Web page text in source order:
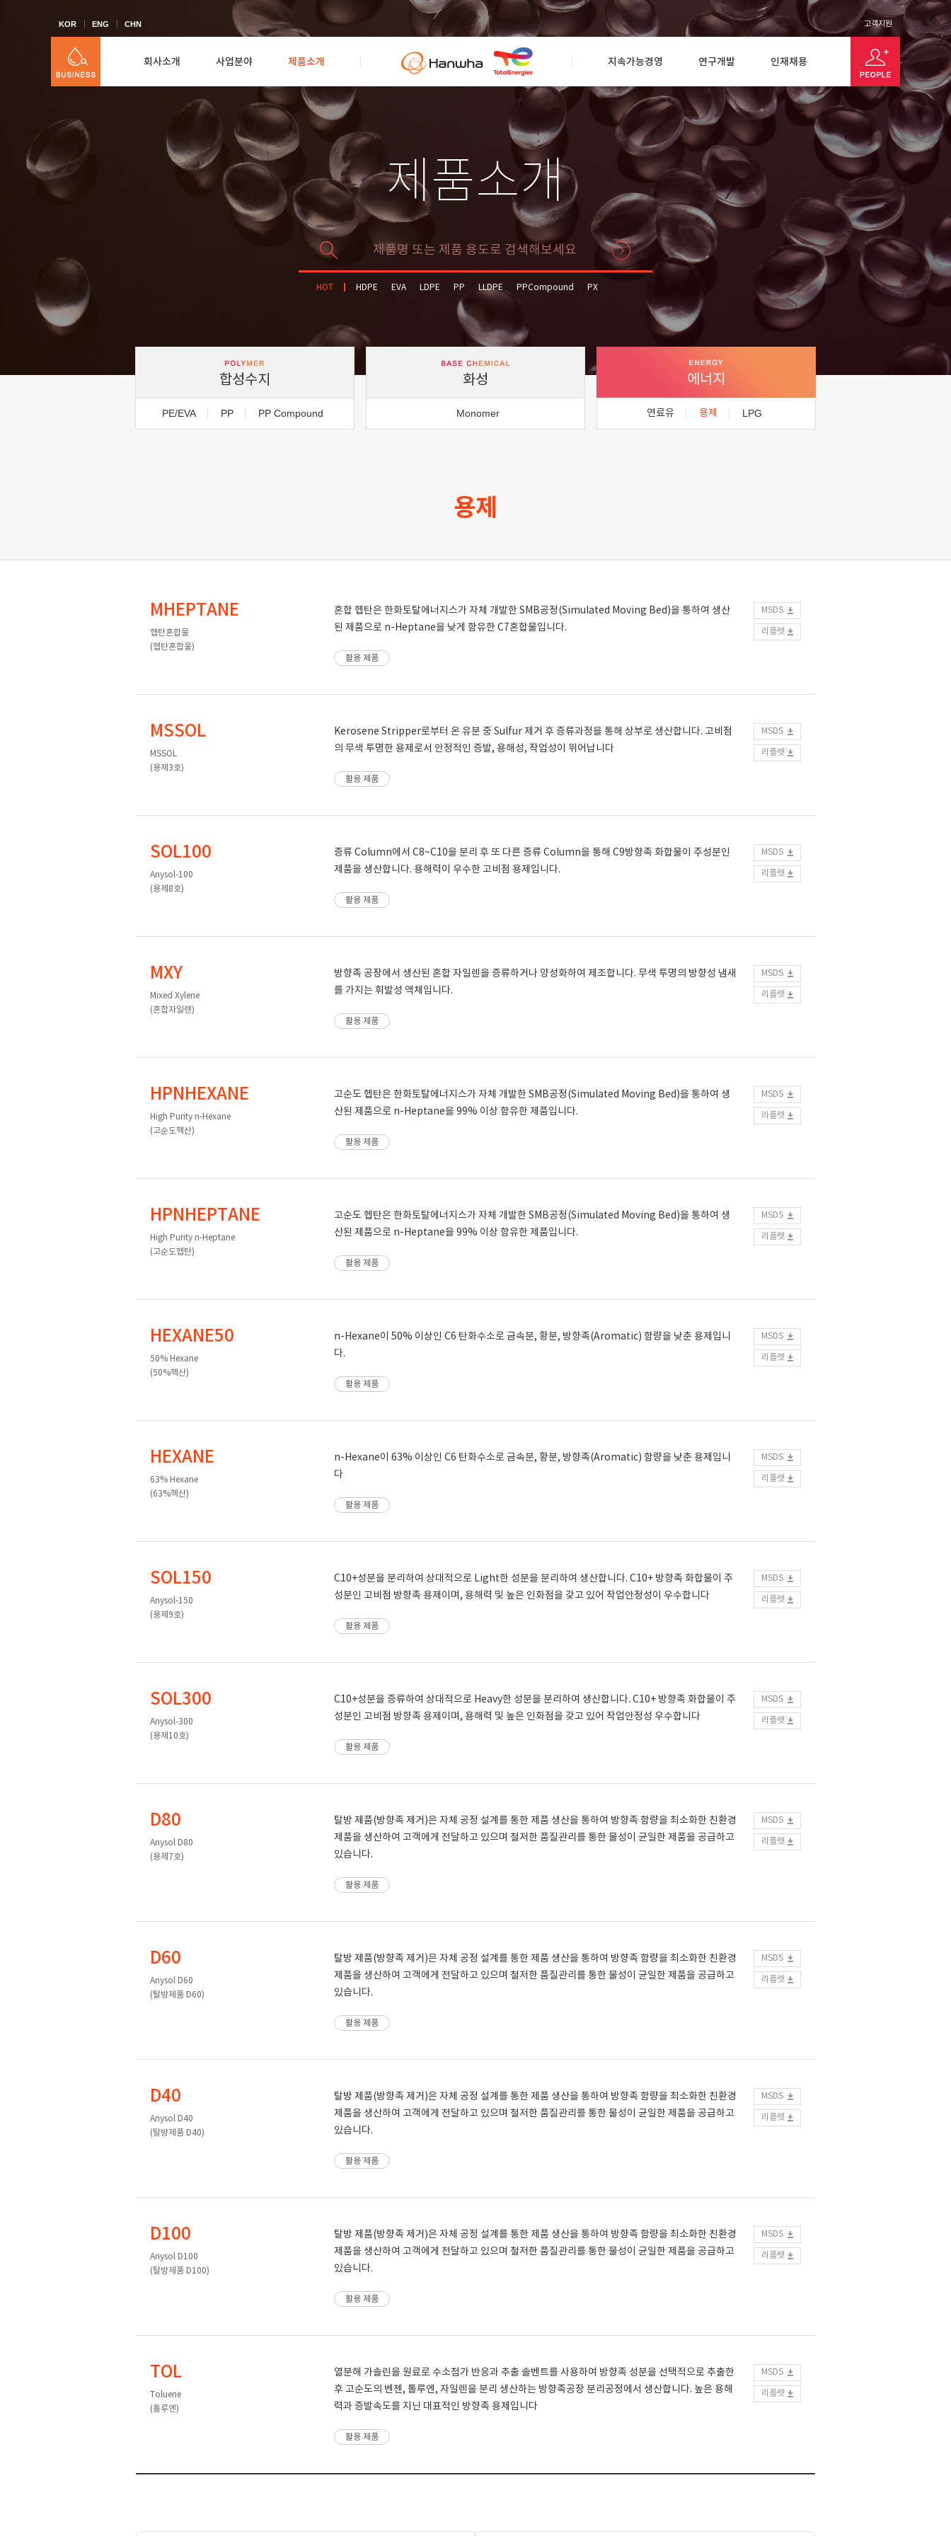
KOR ENG CHN 고객지원
회사소개 사업분야 제품소개 지속가능경영 연구개발 인재채용
제품소개
HOT HDPE EVA LDPE PP LLDPE PPCompound
PX
합성수지
PE/EVA PP PP Compound
화성
Monomer
에너지
연료유 용제 LPG
용제
MHEPTANE
헵탄혼합물
(헵탄혼합물)
혼합 헵탄은 한화토탈에너지스가 자체 개발한 SMB공정(Simulated Moving Bed)을 통하여 생산
된 제품으로 n-Heptane을 낮게 함유한 C7혼합물입니다.
활용 제품
MSDS
리플렛
MSSOL
MSSOL
(용제3호)
Kerosene Stripper로부터 온 유분 중 Sulfur 제거 후 증류과정을 통해 상부로 생산합니다. 고비점
의 무색 투명한 용제로서 안정적인 증발, 용해성, 작업성이 뛰어납니다
활용 제품
MSDS
리플렛
SOL100
Anysol-100
(용제8호)
증류 Column에서 C8~C10을 분리 후 또 다른 증류 Column을 통해 C9방향족 화합물이 주성분인
제품을 생산합니다. 용해력이 우수한 고비점 용제입니다.
활용 제품
MSDS
리플렛
MXY
Mixed Xylene
(혼합자일렌)
방향족 공장에서 생산된 혼합 자일렌을 증류하거나 양성화하여 제조합니다. 무색 투명의 방향성 냄새
를 가지는 휘발성 액체입니다.
활용 제품
MSDS
리플렛
HPNHEXANE
High Purity n-Hexane
(고순도헥산)
고순도 헵탄은 한화토탈에너지스가 자체 개발한 SMB공정(Simulated Moving Bed)을 통하여 생
산된 제품으로 n-Heptane을 99% 이상 함유한 제품입니다.
활용 제품
MSDS
리플렛
HPNHEPTANE
High Purity n-Heptane
(고순도헵탄)
고순도 헵탄은 한화토탈에너지스가 자체 개발한 SMB공정(Simulated Moving Bed)을 통하여 생
산된 제품으로 n-Heptane을 99% 이상 함유한 제품입니다.
활용 제품
MSDS
리플렛
HEXANE50
50% Hexane
(50%헥산)
n-Hexane이 50% 이상인 C6 탄화수소로 금속분, 황분, 방향족(Aromatic) 함량을 낮춘 용제입니
다.
활용 제품
MSDS
리플렛
HEXANE
63% Hexane
(63%헥산)
n-Hexane이 63% 이상인 C6 탄화수소로 금속분, 황분, 방향족(Aromatic) 함량을 낮춘 용제입니
다
활용 제품
MSDS
리플렛
SOL150
Anysol-150
(용제9호)
C10+성분을 분리하여 상대적으로 Light한 성분을 분리하여 생산합니다. C10+ 방향족 화합물이 주
성분인 고비점 방향족 용제이며, 용해력 및 높은 인화점을 갖고 있어 작업안정성이 우수합니다
활용 제품
MSDS
리플렛
SOL300
Anysol-300
(용제10호)
C10+성분을 증류하여 상대적으로 Heavy한 성분을 분리하여 생산합니다. C10+ 방향족 화합물이 주
성분인 고비점 방향족 용제이며, 용해력 및 높은 인화점을 갖고 있어 작업안정성 우수합니다
활용 제품
MSDS
리플렛
D80
Anysol D80
(용제7호)
탈방 제품(방향족 제거)은 자체 공정 설계를 통한 제품 생산을 통하여 방향족 함량을 최소화한 친환경
제품을 생산하여 고객에게 전달하고 있으며 철저한 품질관리를 통한 물성이 균일한 제품을 공급하고
있습니다.
활용 제품
MSDS
리플렛
D60
Anysol D60
(탈방제품 D60)
탈방 제품(방향족 제거)은 자체 공정 설계를 통한 제품 생산을 통하여 방향족 함량을 최소화한 친환경
제품을 생산하여 고객에게 전달하고 있으며 철저한 품질관리를 통한 물성이 균일한 제품을 공급하고
있습니다.
활용 제품
MSDS
리플렛
D40
Anysol D40
(탈방제품 D40)
탈방 제품(방향족 제거)은 자체 공정 설계를 통한 제품 생산을 통하여 방향족 함량을 최소화한 친환경
제품을 생산하여 고객에게 전달하고 있으며 철저한 품질관리를 통한 물성이 균일한 제품을 공급하고
있습니다.
활용 제품
MSDS
리플렛
D100
Anysol D100
(탈방제품 D100)
탈방 제품(방향족 제거)은 자체 공정 설계를 통한 제품 생산을 통하여 방향족 함량을 최소화한 친환경
제품을 생산하여 고객에게 전달하고 있으며 철저한 품질관리를 통한 물성이 균일한 제품을 공급하고
있습니다.
활용 제품
MSDS
리플렛
TOL
Toluene
(톨루엔)
열분해 가솔린을 원료로 수소첨가 반응과 추출 솔벤트를 사용하여 방향족 성분을 선택적으로 추출한
후 고순도의 벤젠, 톨루엔, 자일렌을 분리 생산하는 방향족공장 분리공정에서 생산합니다. 높은 용해
력과 증발속도를 지닌 대표적인 방향족 용제입니다
활용 제품
MSDS
리플렛